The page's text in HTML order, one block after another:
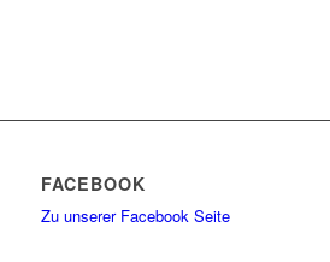
FACEBOOK
Zu unserer Facebook Seite